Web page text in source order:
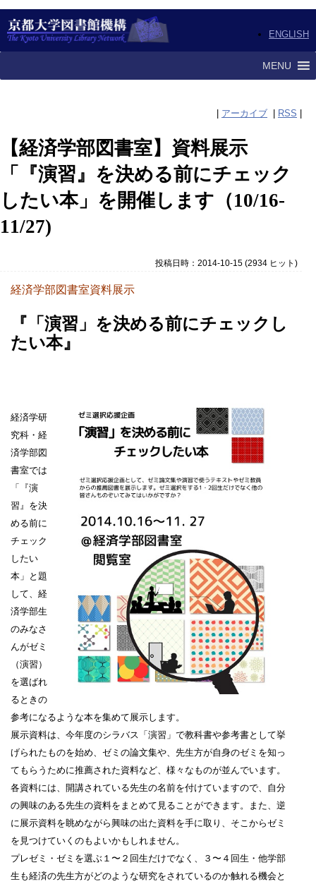
ENGLISH
MENU
アーカイブ RSS
【経済学部図書室】資料展示
「『演習』を決める前にチェック
したい本」を開催します（10/16-
11/27)
投稿日時：2014-10-15(2934 ヒット )
経済学部図書室資料展示
『「演習」を決める前にチェックし
たい本』
経済学研
究科・経
済学部図
書室では
「『演
習』を決
める前に
チェック
したい
本」と題
して、経
済学部生
のみなさ
んがゼミ
（演習）
を選ばれ
るときの
参考になるような本を集めて展示します。
展示資料は、今年度のシラバス「演習」で教科書や参考書として挙
げられたものを始め、ゼミの論文集や、先生方が自身のゼミを知っ
てもらうために推薦された資料など、様々なものが並んでいます。
各資料には、開講されている先生の名前を付けていますので、自分
の興味のある先生の資料をまとめて見ることができます。また、逆
に展示資料を眺めながら興味の出た資料を手に取り、そこからゼミ
を見つけていくのもよいかもしれません。
プレゼミ・ゼミを選ぶ１〜２回生だけでなく、３ 〜 ４回生・他学部
生も経済の先生方がどのような研究をされているのか触れる機会と